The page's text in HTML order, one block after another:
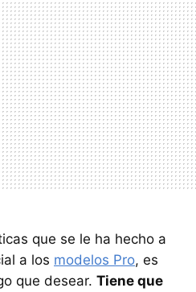
que se le ha hecho a
a los modelos Pro, es
que desear. Tiene que